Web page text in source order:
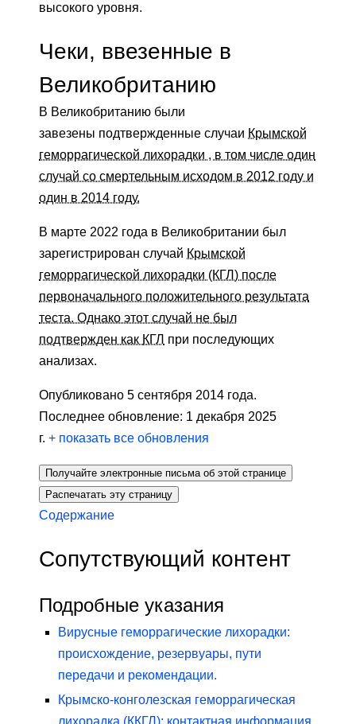
высокого уровня.
Чеки, ввезенные в
Великобританию
В Великобританию были
завезены подтвержденные случаи Крымской
геморрагической лихорадки , в том числе один
случай со смертельным исходом в 2012 году и
один в 2014 году.
В марте 2022 года в Великобритании был
зарегистрирован случай Крымской
геморрагической лихорадки (КГЛ) после
первоначального положительного результата
теста. Однако этот случай не был
подтвержден как КГЛ при последующих
анализах.
Опубликовано 5 сентября 2014 года.
Последнее обновление: 1 декабря 2025
г. + показать все обновления
Получайте электронные письма об этой странице
Распечатать эту страницу
Содержание
Сопутствующий контент
Подробные указания
Вирусные геморрагические лихорадки:
происхождение, резервуары, пути
передачи и рекомендации.
Крымско-конголезская геморрагическая
лихорадка (ККГЛ): контактная информация